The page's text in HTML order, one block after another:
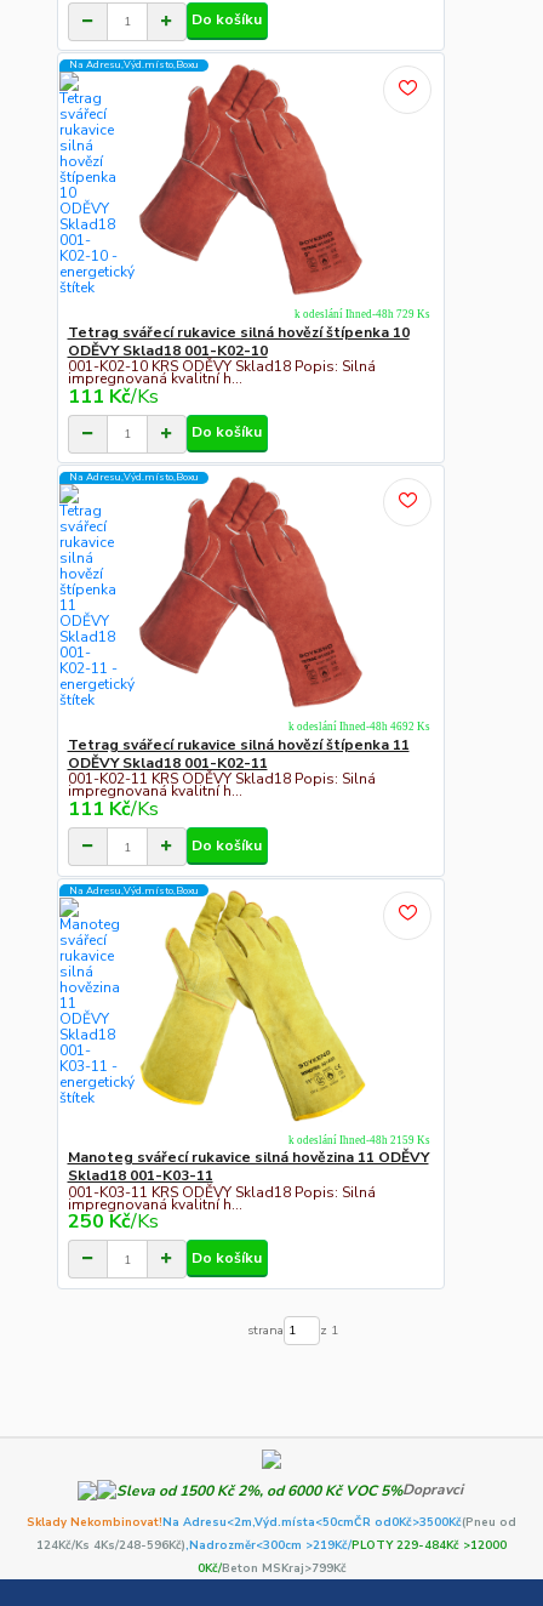
Do košíku
Na Adresu,Výd.místo,Boxu
Tetrag svářecí rukavice silná hovězí štípenka 10
ODĚVY Sklad18 001-K02-10
001-K02-10 KRS ODĚVY Sklad18 Popis: Silná
impregnovaná kvalitní h...
111 Kč/Ks
k odeslání Ihned-48h 729 Ks
Do košíku
Na Adresu,Výd.místo,Boxu
Tetrag svářecí rukavice silná hovězí štípenka 11
ODĚVY Sklad18 001-K02-11
001-K02-11 KRS ODĚVY Sklad18 Popis: Silná
impregnovaná kvalitní h...
111 Kč/Ks
k odeslání Ihned-48h 4692 Ks
Do košíku
Na Adresu,Výd.místo,Boxu
Manoteg svářecí rukavice silná hovězina 11 ODĚVY
Sklad18 001-K03-11
001-K03-11 KRS ODĚVY Sklad18 Popis: Silná
impregnovaná kvalitní h...
250 Kč/Ks
k odeslání Ihned-48h 2159 Ks
Do košíku
strana z 1
Dopravci
Sklady Nekombinovat!Na Adresu<2m,Výd.místa<50cmČR od0Kč>3500Kč(Pneu od
124Kč/Ks 4Ks/248-596Kč),Nadrozměr<300cm >219Kč/PLOTY 229-484Kč >12000
0Kč/Beton MSKraj>799Kč